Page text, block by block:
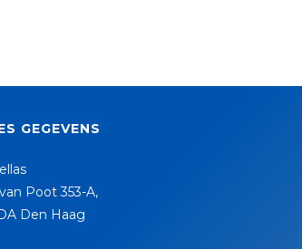
GEGEVENS
Poot 353-A,
Den Haag